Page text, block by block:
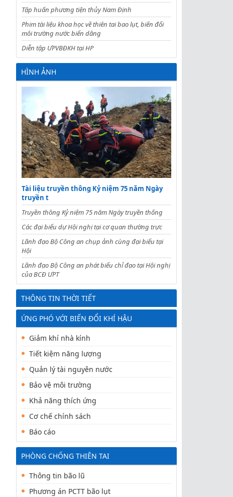
Tập huấn phương tiện thủy Nam Định
Phim tài liệu khoa học về thiên tai bao lụt, biến đổi
môi trường nước biển dâng
Diễn tập ƯPVBĐKH tại HP
HÌNH ẢNH
Tài liệu truyền thông Kỷ niệm 75 năm Ngày
truyền t
Truyền thông Kỷ niệm 75 năm Ngày truyền thống
Các đại biểu dự Hội nghị tại cơ quan thường trực
Lãnh đạo Bộ Công an chụp ảnh cùng đại biểu tại
Hội
Lãnh đạo Bộ Công an phát biểu chỉ đạo tại Hội nghị
của BCĐ ƯPT
THÔNG TIN THỜI TIẾT
ỨNG PHÓ VỚI BIẾN ĐỔI KHÍ HẬU
Giảm khí nhà kính
Tiết kiệm năng lượng
Quản lý tài nguyên nước
Bảo vệ môi trường
Khả năng thích ứng
Cơ chế chính sách
Báo cáo
PHÒNG CHỐNG THIÊN TAI
Thông tin bão lũ
Phương án PCTT bão lụt